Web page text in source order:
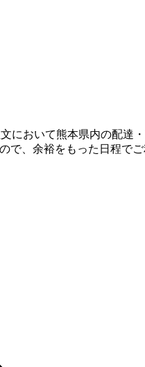
において熊本県内の配達
で、余裕をもった日程でご